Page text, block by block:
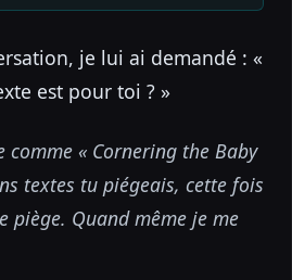
je lui ai demandé : «
est pour toi ? »
« Cornering the Baby
textes tu piégeais, cette fois
piège. Quand même je me